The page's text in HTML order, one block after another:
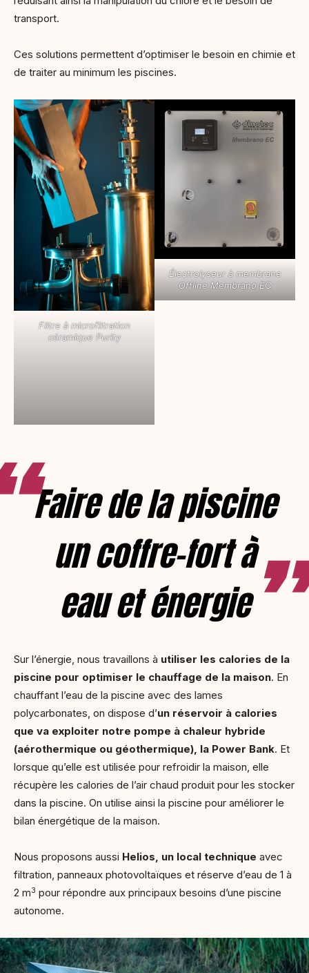
transport.
Ces solutions permettent d’optimiser le besoin en chimie et
de traiter au minimum les piscines.
Filtre à microfiltration
céramique Purity
Électrolyseur à membrane
Offline Membrano EC
Faire de la piscine
un coffre-fort à
eau et énergie
Sur l’énergie, nous travaillons à utiliser les calories de la
piscine pour optimiser le chauffage de la maison. En
chauffant l’eau de la piscine avec des lames
polycarbonates, on dispose d’un réservoir à calories
que va exploiter notre pompe à chaleur hybride
(aérothermique ou géothermique), la Power Bank. Et
lorsque qu’elle est utilisée pour refroidir la maison, elle
récupère les calories de l’air chaud produit pour les stocker
dans la piscine. On utilise ainsi la piscine pour améliorer le
bilan énergétique de la maison.
Nous proposons aussi Helios, un local technique avec
filtration, panneaux photovoltaïques et réserve d’eau de 1 à
2 m3 pour répondre aux principaux besoins d’une piscine
autonome.